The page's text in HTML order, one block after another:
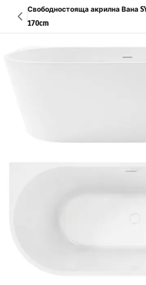
Свободностояща акрилна Вана
170cm